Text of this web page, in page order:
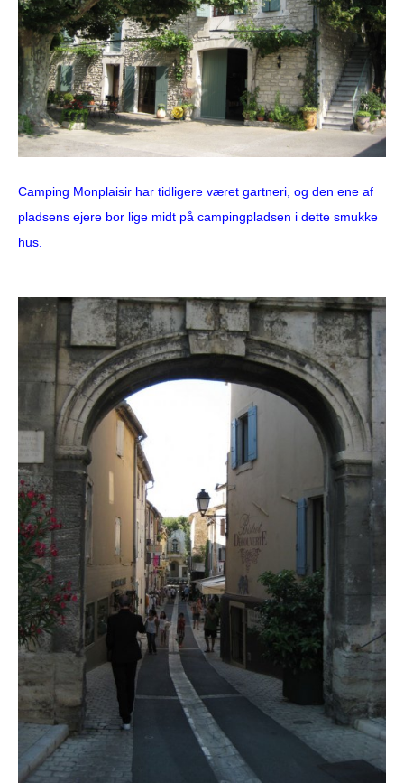
Camping Monplaisir har tidligere været gartneri, og den ene af
pladsens ejere bor lige midt på campingpladsen i dette smukke
hus.